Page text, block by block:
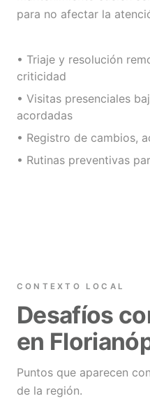
para no afectar la
• Triaje y resolución
criticidad
• Visitas presenciales
acordadas
• Registro de cambios,
• Rutinas preventivas
CONTEXTO LOCAL
Desafíos
en
Puntos que aparecen
de la región.